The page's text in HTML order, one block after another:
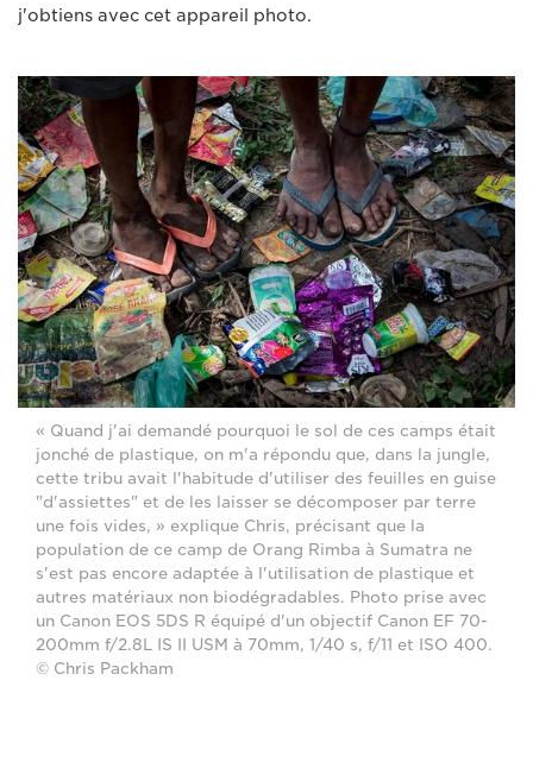
j'obtiens avec cet appareil photo.
« Quand j'ai demandé pourquoi le sol de ces camps était
jonché de plastique, on m'a répondu que, dans la jungle,
cette tribu avait l'habitude d'utiliser des feuilles en guise
"d'assiettes" et de les laisser se décomposer par terre
une fois vides, » explique Chris, précisant que la
population de ce camp de Orang Rimba à Sumatra ne
s'est pas encore adaptée à l'utilisation de plastique et
autres matériaux non biodégradables. Photo prise avec
un Canon EOS 5DS R équipé d'un objectif Canon EF 70-
200mm f/2.8L IS II USM à 70mm, 1/40 s, f/11 et ISO 400.
© Chris Packham